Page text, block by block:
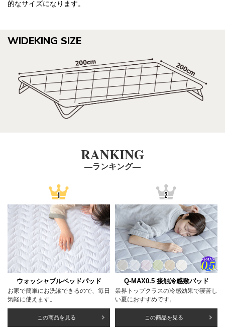
的なサイズになります。
WIDEKING SIZE
RANKING
―ランキング―
ウォッシャブルベッドパッド
お家で簡単にお洗濯できるので、毎日
気軽に使えます。
この商品を見る
Q-MAX0.5 接触冷感敷パッド
業界トップクラスの冷感効果で寝苦し
い夏におすすめです。
この商品を見る